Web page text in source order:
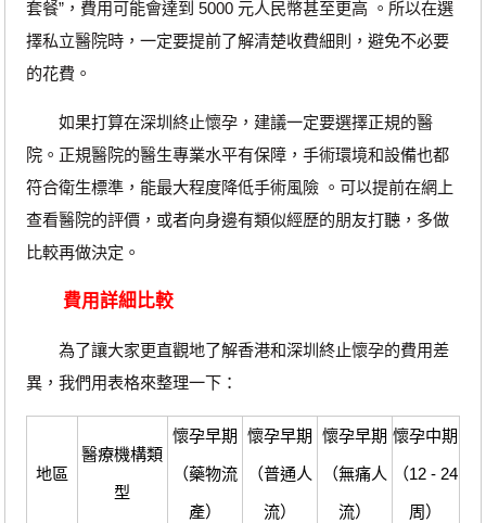
套餐”，費用可能會達到 5000 元人民幣甚至更高 。所以在選
擇私立醫院時，一定要提前了解清楚收費細則，避免不必要
的花費。
如果打算在深圳終止懷孕，建議一定要選擇正規的醫
院。正規醫院的醫生專業水平有保障，手術環境和設備也都
符合衛生標準，能最大程度降低手術風險 。可以提前在網上
查看醫院的評價，或者向身邊有類似經歷的朋友打聽，多做
比較再做決定。
費用詳細比較
為了讓大家更直觀地了解香港和深圳終止懷孕的費用差
異，我們用表格來整理一下：
地區
醫療機構類
型
懷孕早期
（藥物流
產）
懷孕早期
（普通人
流）
懷孕早期
（無痛人
流）
懷孕中期
（12 - 24
周）